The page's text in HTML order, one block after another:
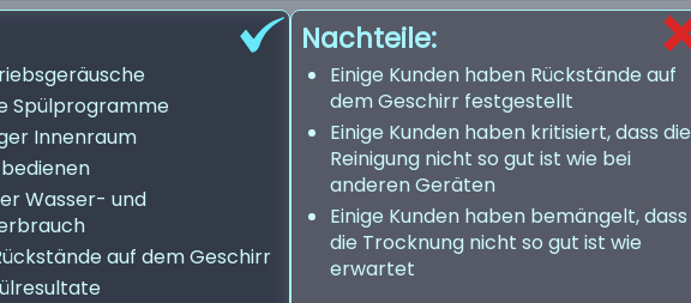
Spülprogramme
Innenraum
Wasser- und
auf dem Geschirr
Nachteile:
Einige Kunden haben Rückstände auf
dem Geschirr festgestellt
Einige Kunden haben kritisiert, dass die
Reinigung nicht so gut ist wie bei
anderen Geräten
Einige Kunden haben bemängelt, dass
die Trocknung nicht so gut ist wie
erwartet